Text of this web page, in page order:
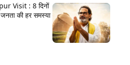
Visit : 8 दिनों
की हर समस्या